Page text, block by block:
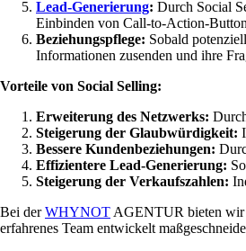
Lead-Generierung: Durch Social
Einbinden von Call-to-Action-
Beziehungspflege: Sobald
Informationen zusenden und ihre
Vorteile von Social Selling:
Erweiterung des Netzwerks:
Steigerung der Glaubwürdigkeit:
Bessere Kundenbeziehungen:
Effizientere Lead-Generierung:
Steigerung der Verkaufszahlen:
Bei derWHYNOT AGENTUR bieten wir
erfahrenes Team entwickelt